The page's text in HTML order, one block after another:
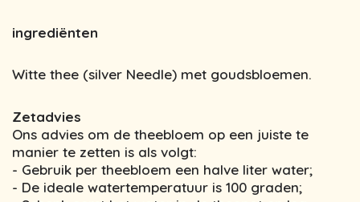
ingrediënten
Witte thee (silver Needle) met goudsbloemen.
Zetadvies
Ons advies om de theebloem op een juiste te
manier te zetten is als volgt:
- Gebruik per theebloem een halve liter water;
- De ideale watertemperatuur is 100 graden;